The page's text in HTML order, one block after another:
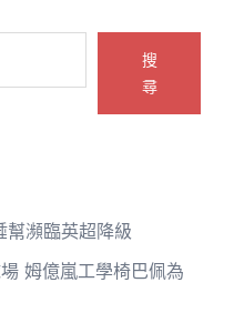
搜
尋
幫瀕臨英超降級
姆億嵐工學椅巴佩為